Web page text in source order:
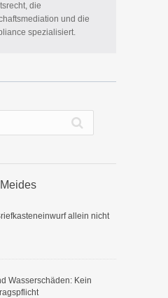
die
und die
spezialisiert.
allein nicht
Wasserschäden: Kein